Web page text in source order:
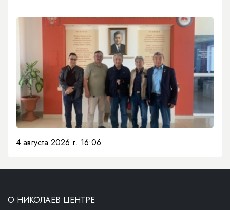
4 августа 2026 г. 16:06
О НИКОЛАЕВ ЦЕНТРЕ